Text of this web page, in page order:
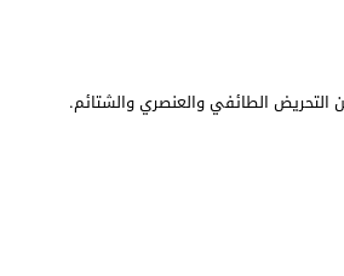
التحريض الطائفي والعنصري والشتائم.